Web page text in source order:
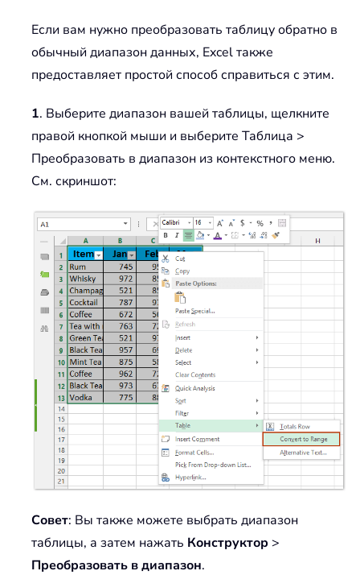
Если вам нужно преобразовать таблицу обратно в
обычный диапазон данных, Excel также
предоставляет простой способ справиться с этим.
1. Выберите диапазон вашей таблицы, щелкните
правой кнопкой мыши и выберите Таблица >
Преобразовать в диапазон из контекстного меню.
См. скриншот:
Совет: Вы также можете выбрать диапазон
таблицы, а затем нажать Конструктор >
Преобразовать в диапазон.